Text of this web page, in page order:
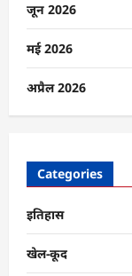
कमजोर
में
पढ़ें
जून 2026
मई 2026
अप्रैल 2026
Categories
इतिहास
खेल-कूद